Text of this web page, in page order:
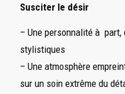
Susciter le désir
– Une personnalité à
stylistiques
– Une atmosphère
sur un soin extrême du